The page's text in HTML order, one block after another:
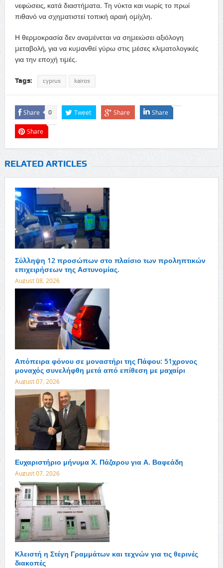
νεφώσεις, κατά διαστήµατα. Τη νύκτα και νωρίς το πρωί
πιθανό να σχηµατιστεί τοπική αραιή οµίχλη.
Η θερµοκρασία δεν αναµένεται να σηµειώσει αξιόλογη
µεταβολή, για να κυµανθεί γύρω στις µέσες κλιµατολογικές
για την εποχή τιµές.
Tags: cyprus kairos
Share 0 Tweet Share Share
Share
RELATED ARTICLES
Σύλληψη 12 προσώπων στο πλαίσιο των προληπτικών
επιχειρήσεων της Αστυνομίας.
August 08, 2026
Απόπειρα φόνου σε μοναστήρι της Πάφου: 51χρονος
μοναχός συνελήφθη μετά από επίθεση με μαχαίρι
August 07, 2026
Ευχαριστήριο μήνυμα Χ. Πάζαρου για Α. Βαφεάδη
August 07, 2026
Κλειστή η Στέγη Γραμμάτων και τεχνών για τις θερινές
διακοπές